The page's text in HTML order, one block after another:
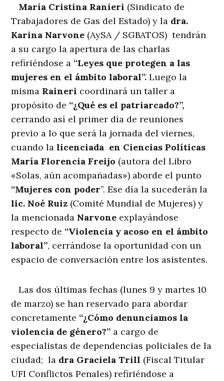
María Cristina Ranieri (Sindicato de
Trabajadores de Gas del Estado) y la dra.
Karina Narvone (AySA / SGBATOS) tendrán
a su cargo la apertura de las charlas
refiriéndose a “Leyes que protegen a las
mujeres en el ámbito laboral”. Luego la
misma Raineri coordinará un taller a
propósito de “¿Qué es el patriarcado?”,
cerrando así el primer día de reuniones
previo a lo que será la jornada del viernes,
cuando lalicenciada en Ciencias Políticas
María Florencia Freijo (autora del Libro
«Solas, aún acompañadas») aborde el punto
“Mujeres con poder”. Ese día la sucederán la
lic. Noé Ruiz (Comité Mundial de Mujeres) y
la mencionada Narvone explayándose
respecto de “Violencia y acoso en el ámbito
laboral”, cerrándose la oportunidad con un
espacio de conversación entre los asistentes.
Las dos últimas fechas (lunes 9 y martes 10
de marzo) se han reservado para abordar
concretamente “¿Cómo denunciamos la
violencia de género?” a cargo de
especialistas de dependencias policiales de la
ciudad; la dra Graciela Trill (Fiscal Titular
UFI Conflictos Penales) refiriéndose a